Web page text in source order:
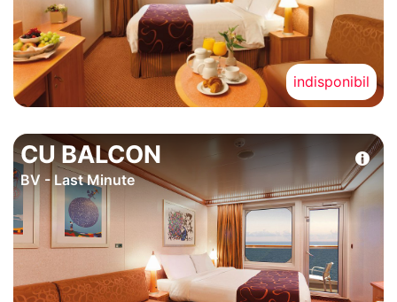
indisponibil
CU BALCON
BV - Last Minute